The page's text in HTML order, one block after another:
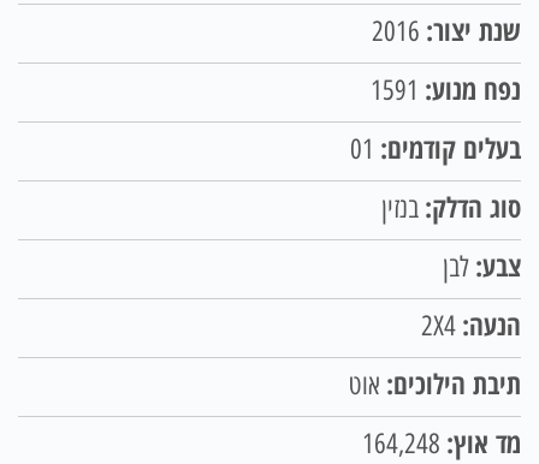
שנת יצור:
נפח מנוע:
בעלים קודמים:
סוג הדלק: בנזין
צבע: לבן
הנעה:
תיבת הילוכים: אוט
מד אוץ: